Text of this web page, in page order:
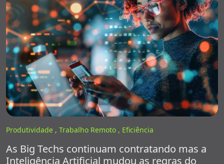
Produtividade , Trabalho Remoto , Eficiência
As Big Techs continuam contratando mas a
Inteligência Artificial mudou as regras do